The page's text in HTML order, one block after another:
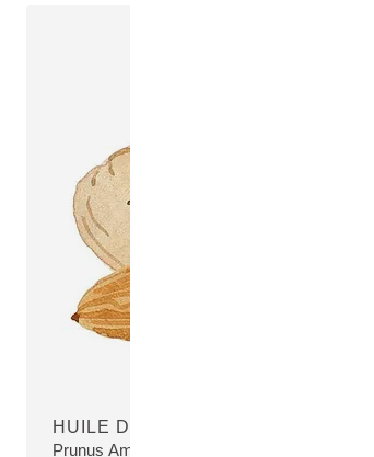
HUILE D'AMANDE DOUCE
Prunus Amygdalus Dulcis (Sweet Almond) Oil